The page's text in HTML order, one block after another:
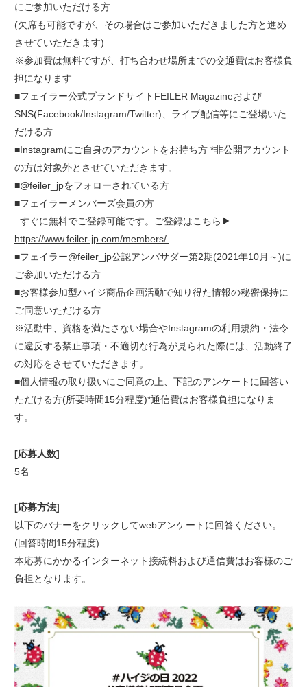
にご参加いただける方
(欠席も可能ですが、その場合はご参加いただきました方と進め
させていただきます)
※参加費は無料ですが、打ち合わせ場所までの交通費はお客様負
担になります
■フェイラー公式ブランドサイトFEILER Magazineおよび
SNS(Facebook/Instagram/Twitter)、ライブ配信等にご登場いた
だける方
■Instagramにご自身のアカウントをお持ち方 *非公開アカウント
の方は対象外とさせていただきます。
■@feiler_jpをフォローされている方
■フェイラーメンバーズ会員の方
すぐに無料でご登録可能です。ご登録はこちら▶
https://www.feiler-jp.com/members/
■フェイラー@feiler_jp公認アンバサダー第2期(2021年10月～)に
ご参加いただける方
■お客様参加型ハイジ商品企画活動で知り得た情報の秘密保持に
ご同意いただける方
※活動中、資格を満たさない場合やInstagramの利用規約・法令
に違反する禁止事項・不適切な行為が見られた際には、活動終了
の対応をさせていただきます。
■個人情報の取り扱いにご同意の上、下記のアンケートに回答い
ただける方(所要時間15分程度)*通信費はお客様負担になりま
す。
[応募人数]
5名
[応募方法]
以下のバナーをクリックしてwebアンケートに回答ください。
(回答時間15分程度)
本応募にかかるインターネット接続料および通信費はお客様のご
負担となります。